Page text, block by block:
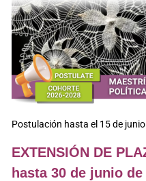
Postulación hasta el 15 de
EXTENSIÓN DE
hasta 30 de junio de